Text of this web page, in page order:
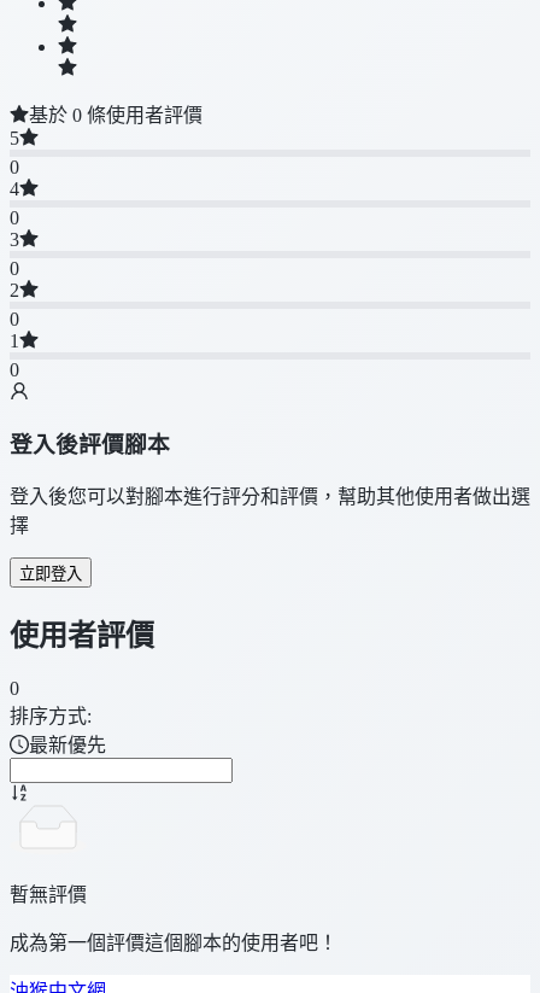
基於 0 條使用者評價
5
0
4
0
3
0
2
0
1
0
登入後評價腳本
登入後您可以對腳本進行評分和評價，幫助其他使用者做出選
擇
立即登入
使用者評價
0
排序方式:
最新優先
暫無評價
成為第一個評價這個腳本的使用者吧！